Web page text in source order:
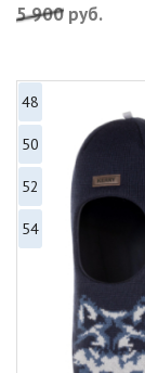
5 900 руб.
48
50
52
54